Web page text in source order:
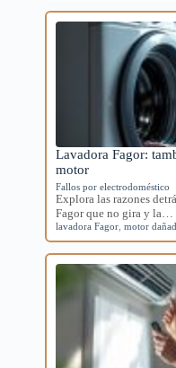
Lavadora Fagor:
motor
Fallos por electrodoméstico
Explora las razones
Fagor que no gira y la…
lavadora Fagor ,motor